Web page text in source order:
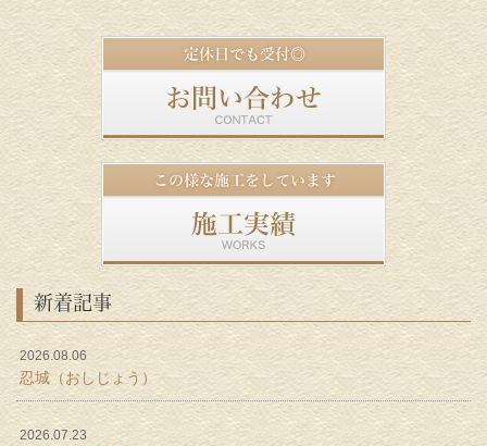
新着記事
2026.08.06
忍城（おしじょう）
2026.07.23